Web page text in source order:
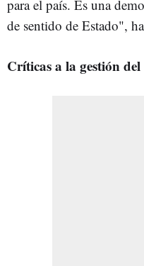
para el país. Es una
de sentido de Estado",
Críticas a la gestión